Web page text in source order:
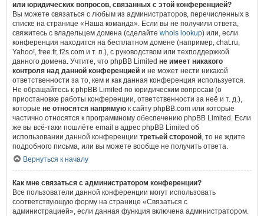
или юридических вопросов, связанных с этой конференцией?
Вы можете связаться с любым из администраторов, перечисленных в
списке на странице «Наша команда». Если вы не получили ответа,
свяжитесь с владельцем домена (сделайте whois lookup) или, если
конференция находится на бесплатном домене (например, chat.ru,
Yahoo!, free.fr, f2s.com и т. п.), с руководством или техподдержкой
данного домена. Учтите, что phpBB Limited не имеет никакого
контроля над данной конференцией и не может нести никакой
ответственности за то, кем и как данная конференция используется.
Не обращайтесь к phpBB Limited по юридическим вопросам (о
приостановке работы конференции, ответственности за неё и т. д.),
которые не относятся напрямую к сайту phpBB.com или которые
частично относятся к программному обеспечению phpBB Limited. Если
же вы всё-таки пошлёте email в адрес phpBB Limited об
использовании данной конференции третьей стороной, то не ждите
подробного письма, или вы можете вообще не получить ответа.
Вернуться к началу
Как мне связаться с администратором конференции?
Все пользователи данной конференции могут использовать
соответствующую форму на странице «Связаться с
администрацией», если данная функция включена администратором.